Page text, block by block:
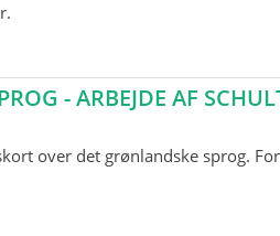
- ARBEJDE AF
over det grønlandske sprog.